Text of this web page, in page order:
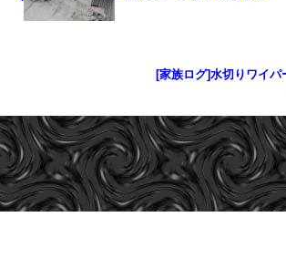
[家族ログ]水切りワイパ